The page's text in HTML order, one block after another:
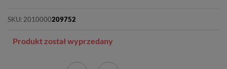
SKU: 2010000209752
Produkt został wyprzedany